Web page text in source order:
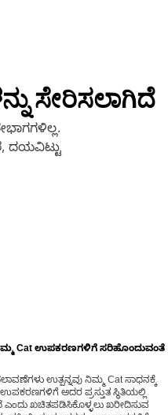
ಸೇರಿಸಲಾಗಿದೆ
ದಯವಿಟ್ಟು
Cat ಉಪಕರಣಗಳಿಗೆ ಸರಿಹೊಂದುವಂತೆ
ಉತ್ಪನ್ನವು ನಿಮ್ಮ Cat ಸಾಧನಕ್ಕೆ
ಅದರ ಪ್ರಸ್ತುತ ಸ್ಥಿತಿಯಲ್ಲಿ
ಎಂದು ಖಚಿತಪಡಿಸಿಕೊಳ್ಳಲು ಖರೀದಿಸುವ